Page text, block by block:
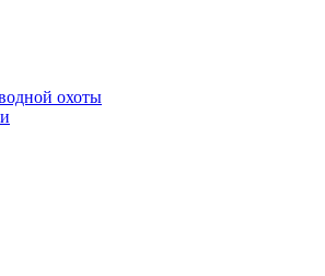
охоты